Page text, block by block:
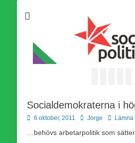
världsomfattande socialistiska
tillgång i kampen för en
Socialdemokraterna i
Publicerad
6 oktober, 2011 Författare
Jorge Lämna
…behövs arbetarpolitik som